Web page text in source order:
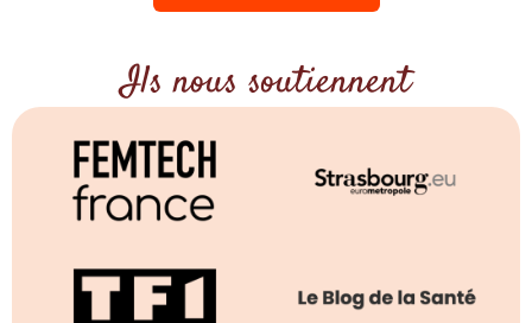
Ils nous soutiennent